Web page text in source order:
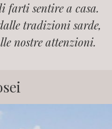
farti sentire a casa.
tradizioni sarde,
nostre attenzioni.